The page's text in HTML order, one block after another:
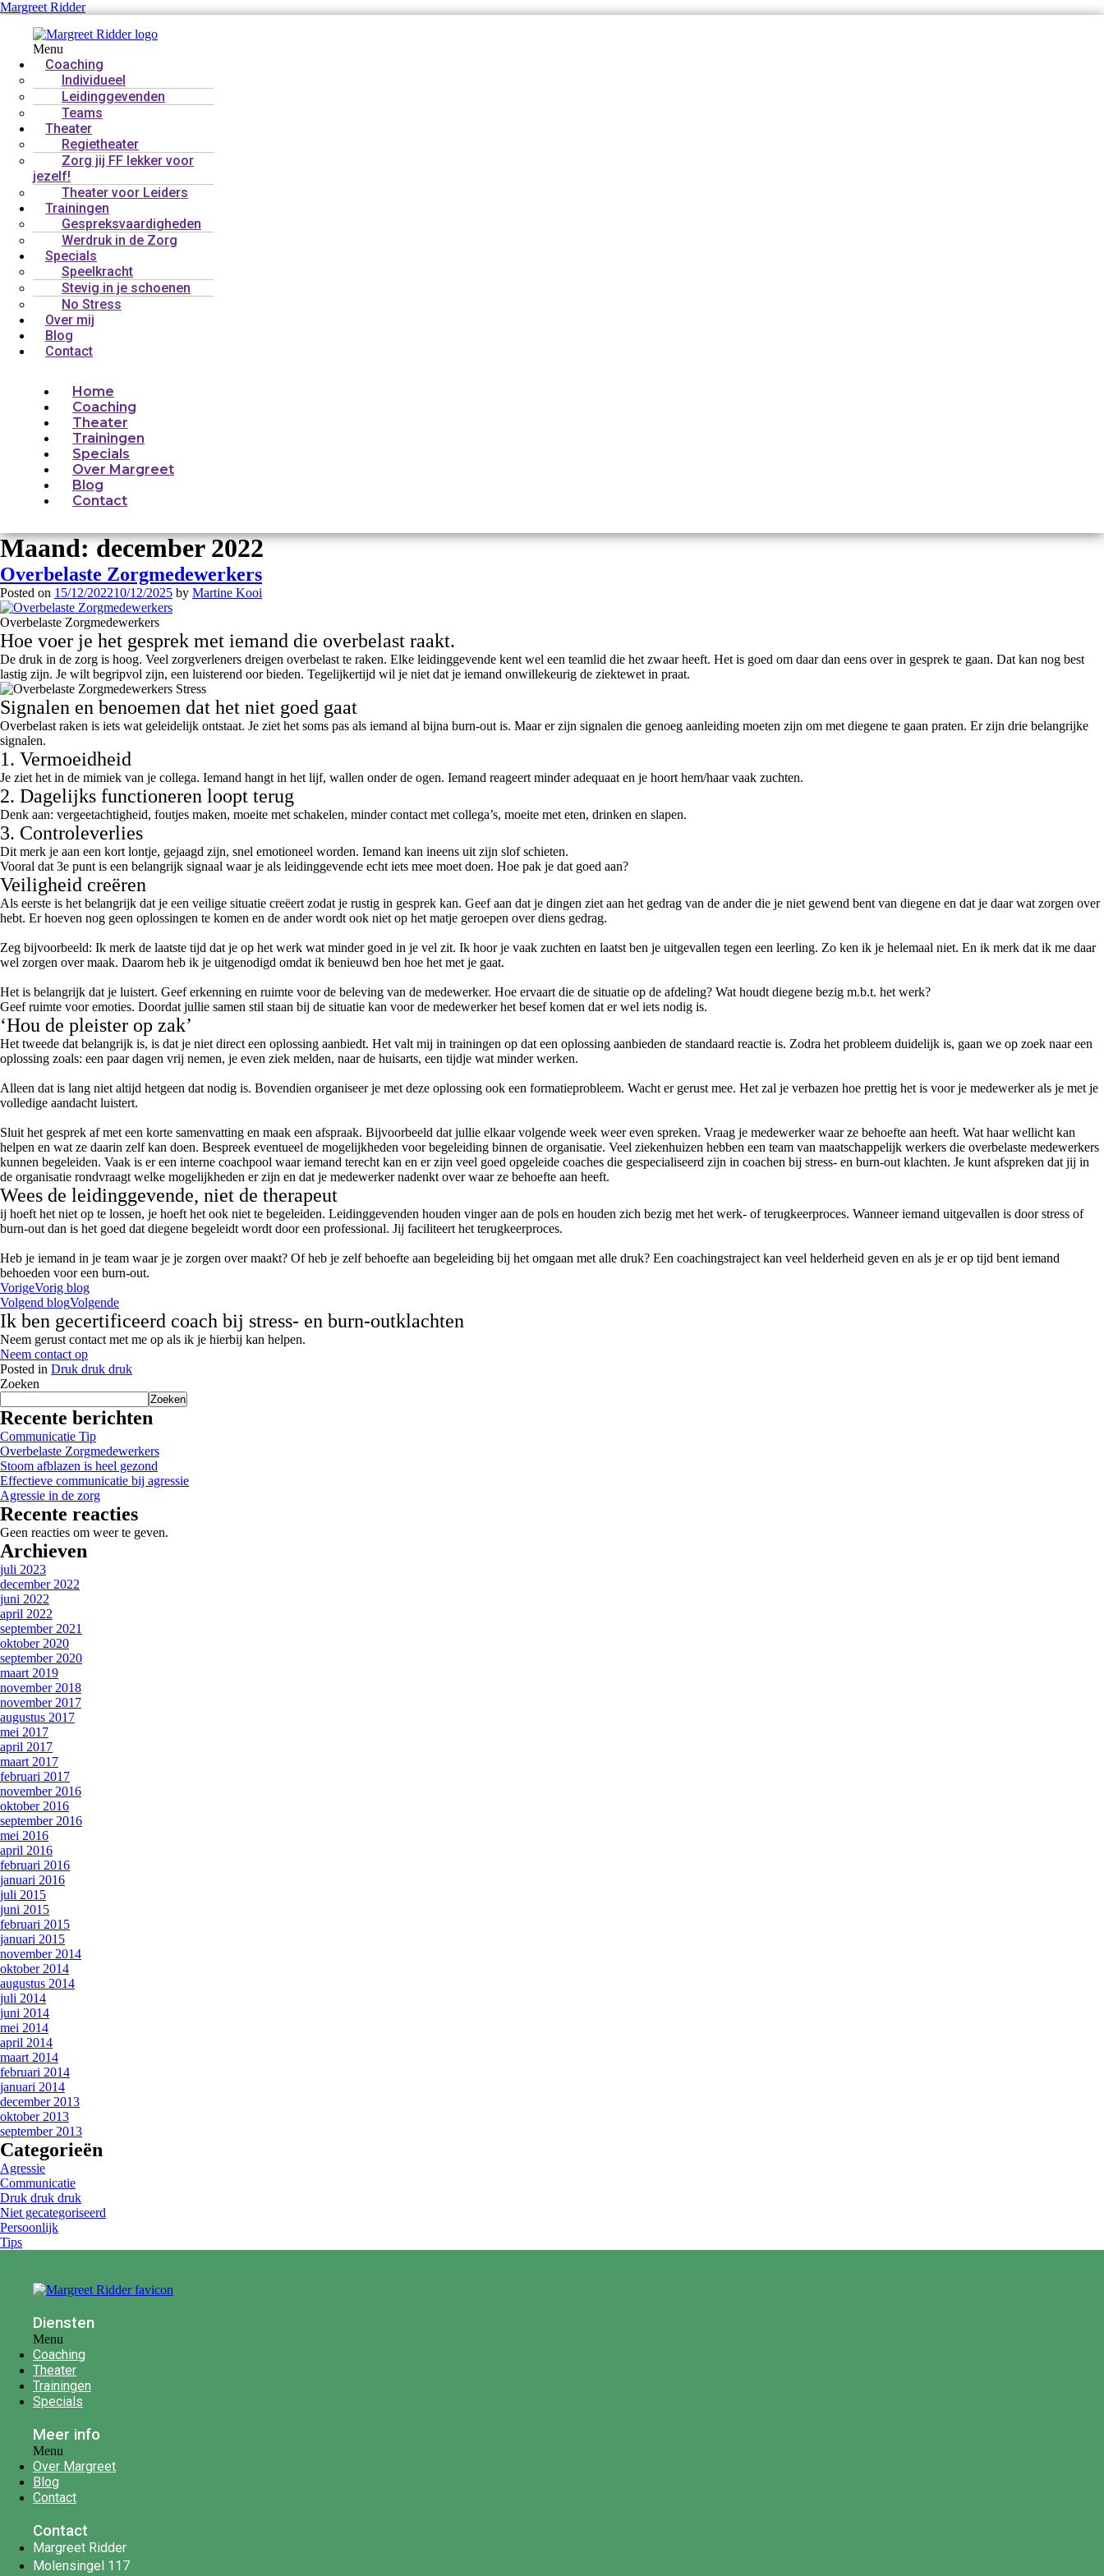
Margreet Ridder
Menu
Coaching
Individueel
Leidinggevenden
Teams
Theater
Regietheater
Zorg jij FF lekker voor
jezelf!
Theater voor Leiders
Trainingen
Gespreksvaardigheden
Werdruk in de Zorg
Specials
Speelkracht
Stevig in je schoenen
No Stress
Over mij
Blog
Contact
Home
Coaching
Theater
Trainingen
Specials
Over Margreet
Blog
Contact
Maand:december 2022
Overbelaste Zorgmedewerkers
Posted on 15/12/202210/12/2025 by Martine Kooi
Overbelaste Zorgmedewerkers
Hoe voer je het gesprek met iemand die overbelast raakt.
De druk in de zorg is hoog. Veel zorgverleners dreigen overbelast te raken. Elke leidinggevende kent wel een teamlid die het zwaar heeft. Het is goed om daar dan eens over in gesprek te gaan. Dat kan nog best
lastig zijn. Je wilt begripvol zijn, een luisterend oor bieden. Tegelijkertijd wil je niet dat je iemand onwillekeurig de ziektewet in praat.
Signalen en benoemen dat het niet goed gaat
Overbelast raken is iets wat geleidelijk ontstaat. Je ziet het soms pas als iemand al bijna burn-out is. Maar er zijn signalen die genoeg aanleiding moeten zijn om met diegene te gaan praten. Er zijn drie belangrijke
signalen.
1. Vermoeidheid
Je ziet het in de mimiek van je collega. Iemand hangt in het lijf, wallen onder de ogen. Iemand reageert minder adequaat en je hoort hem/haar vaak zuchten.
2. Dagelijks functioneren loopt terug
Denk aan: vergeetachtigheid, foutjes maken, moeite met schakelen, minder contact met collega’s, moeite met eten, drinken en slapen.
3. Controleverlies
Dit merk je aan een kort lontje, gejaagd zijn, snel emotioneel worden. Iemand kan ineens uit zijn slof schieten.
Vooral dat 3e punt is een belangrijk signaal waar je als leidinggevende echt iets mee moet doen. Hoe pak je dat goed aan?
Veiligheid creëren
Als eerste is het belangrijk dat je een veilige situatie creëert zodat je rustig in gesprek kan. Geef aan dat je dingen ziet aan het gedrag van de ander die je niet gewend bent van diegene en dat je daar wat zorgen over
hebt. Er hoeven nog geen oplossingen te komen en de ander wordt ook niet op het matje geroepen over diens gedrag.
Zeg bijvoorbeeld: Ik merk de laatste tijd dat je op het werk wat minder goed in je vel zit. Ik hoor je vaak zuchten en laatst ben je uitgevallen tegen een leerling. Zo ken ik je helemaal niet. En ik merk dat ik me daar
wel zorgen over maak. Daarom heb ik je uitgenodigd omdat ik benieuwd ben hoe het met je gaat.
Het is belangrijk dat je luistert. Geef erkenning en ruimte voor de beleving van de medewerker. Hoe ervaart die de situatie op de afdeling? Wat houdt diegene bezig m.b.t. het werk?
Geef ruimte voor emoties. Doordat jullie samen stil staan bij de situatie kan voor de medewerker het besef komen dat er wel iets nodig is.
‘Hou de pleister op zak’
Het tweede dat belangrijk is, is dat je niet direct een oplossing aanbiedt. Het valt mij in trainingen op dat een oplossing aanbieden de standaard reactie is. Zodra het probleem duidelijk is, gaan we op zoek naar een
oplossing zoals: een paar dagen vrij nemen, je even ziek melden, naar de huisarts, een tijdje wat minder werken.
Alleen dat is lang niet altijd hetgeen dat nodig is. Bovendien organiseer je met deze oplossing ook een formatieprobleem. Wacht er gerust mee. Het zal je verbazen hoe prettig het is voor je medewerker als je met je
volledige aandacht luistert.
Sluit het gesprek af met een korte samenvatting en maak een afspraak. Bijvoorbeeld dat jullie elkaar volgende week weer even spreken. Vraag je medewerker waar ze behoefte aan heeft. Wat haar wellicht kan
helpen en wat ze daarin zelf kan doen. Bespreek eventueel de mogelijkheden voor begeleiding binnen de organisatie. Veel ziekenhuizen hebben een team van maatschappelijk werkers die overbelaste medewerkers
kunnen begeleiden. Vaak is er een interne coachpool waar iemand terecht kan en er zijn veel goed opgeleide coaches die gespecialiseerd zijn in coachen bij stress- en burn-out klachten. Je kunt afspreken dat jij in
de organisatie rondvraagt welke mogelijkheden er zijn en dat je medewerker nadenkt over waar ze behoefte aan heeft.
Wees de leidinggevende, niet de therapeut
ij hoeft het niet op te lossen, je hoeft het ook niet te begeleiden. Leidinggevenden houden vinger aan de pols en houden zich bezig met het werk- of terugkeerproces. Wanneer iemand uitgevallen is door stress of
burn-out dan is het goed dat diegene begeleidt wordt door een professional. Jij faciliteert het terugkeerproces.
Heb je iemand in je team waar je je zorgen over maakt? Of heb je zelf behoefte aan begeleiding bij het omgaan met alle druk? Een coachingstraject kan veel helderheid geven en als je er op tijd bent iemand
behoeden voor een burn-out.
VorigeVorig blog
Volgend blogVolgende
Ik ben gecertificeerd coach bij stress- en burn-outklachten
Neem gerust contact met me op als ik je hierbij kan helpen.
Neem contact op
Posted in Druk druk druk
Zoeken
Zoeken
Recente berichten
Communicatie Tip
Overbelaste Zorgmedewerkers
Stoom afblazen is heel gezond
Effectieve communicatie bij agressie
Agressie in de zorg
Recente reacties
Geen reacties om weer te geven.
Archieven
juli 2023
december 2022
juni 2022
april 2022
september 2021
oktober 2020
september 2020
maart 2019
november 2018
november 2017
augustus 2017
mei 2017
april 2017
maart 2017
februari 2017
november 2016
oktober 2016
september 2016
mei 2016
april 2016
februari 2016
januari 2016
juli 2015
juni 2015
februari 2015
januari 2015
november 2014
oktober 2014
augustus 2014
juli 2014
juni 2014
mei 2014
april 2014
maart 2014
februari 2014
januari 2014
december 2013
oktober 2013
september 2013
Categorieën
Agressie
Communicatie
Druk druk druk
Niet gecategoriseerd
Persoonlijk
Tips
Diensten
Menu
Coaching
Theater
Trainingen
Specials
Meer info
Menu
Over Margreet
Blog
Contact
Contact
Margreet Ridder
Molensingel 117